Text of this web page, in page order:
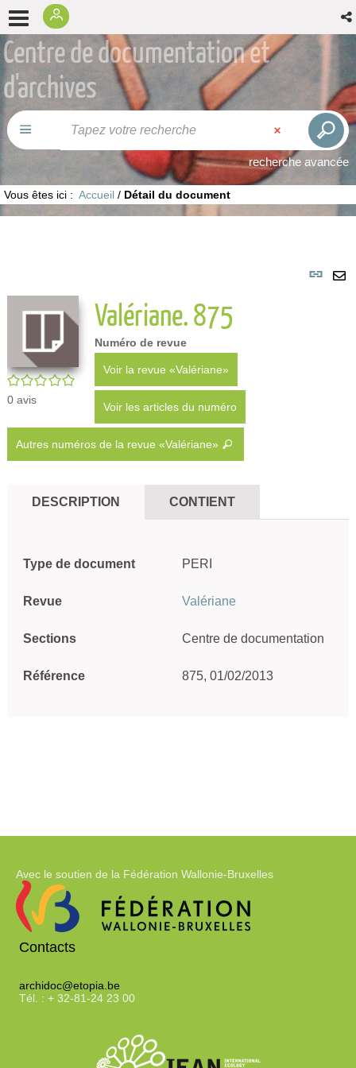
Centre de documentation et
d'archives
recherche avancée
Vous êtes ici : Accueil / Détail du document
/5
0 avis
Valériane. 875
Numéro de revue
Voir la revue «Valériane»
Voir les articles du numéro
Autres numéros de la revue «Valériane»
DESCRIPTION CONTIENT
Type de document PERI
Revue Valériane
Sections Centre de documentation
Référence 875, 01/02/2013
Avec le soutien de la Fédération Wallonie-Bruxelles
Contacts
archidoc@etopia.be
Tél. : + 32-81-24 23 00